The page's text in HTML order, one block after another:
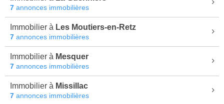
7 annonces immobilières
Immobilier à Les Moutiers-en-Retz
7 annonces immobilières
Immobilier à Mesquer
7 annonces immobilières
Immobilier à Missillac
7 annonces immobilières